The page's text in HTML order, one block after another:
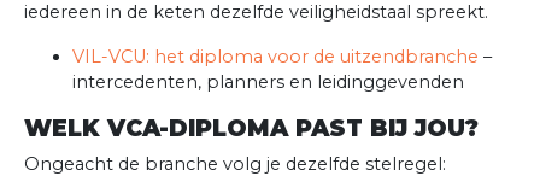
iedereen in de keten dezelfde veiligheidstaal spreekt.
VIL-VCU: het diploma voor de uitzendbranche –
intercedenten, planners en leidinggevenden
WELK VCA-DIPLOMA PAST BIJ JOU?
Ongeacht de branche volg je dezelfde stelregel: